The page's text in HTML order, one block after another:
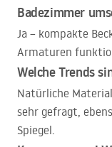
Badezimmer
Ja – kompakte
Armaturen
Welche Trends
Natürliche
sehr gefragt,
Spiegel.